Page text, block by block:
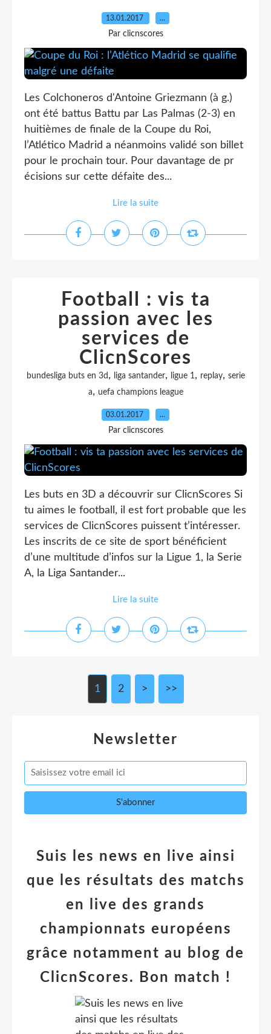
13.01.2017 …
Par clicnscores
Les Colchoneros d'Antoine Griezmann (à g.)
ont été battus Battu par Las Palmas (2-3) en
huitièmes de finale de la Coupe du Roi,
l’Atlético Madrid a néanmoins validé son billet
pour le prochain tour. Pour davantage de pr
écisions sur cette défaite des...
Lire la suite
Football : vis ta
passion avec les
services de
ClicnScores
bundesliga buts en 3d , liga santander, ligue 1, replay, serie
a, uefa champions league
03.01.2017 …
Par clicnscores
Les buts en 3D a découvrir sur ClicnScores Si
tu aimes le football, il est fort probable que les
services de ClicnScores puissent t’intéresser.
Les inscrits de ce site de sport bénéficient
d’une multitude d’infos sur la Ligue 1, la Serie
A, la Liga Santander...
Lire la suite
1 2 > >>
Newsletter
Suis les news en live ainsi
que les résultats des matchs
en live des grands
championnats européens
grâce notamment au blog de
ClicnScores. Bon match !